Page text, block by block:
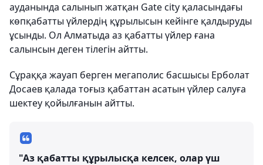
ауданында салынып жатқан Gate city қаласындағы
көпқабатты үйлердің құрылысын кейінге қалдыруды
ұсынды. Ол Алматыда аз қабатты үйлер ғана
салынсын деген тілегін айтты.
Сұраққа жауап берген мегаполис басшысы Ерболат
Досаев қалада тоғыз қабаттан асатын үйлер салуға
шектеу қойылғанын айтты.
"Аз қабатты құрылысқа келсек, олар үш